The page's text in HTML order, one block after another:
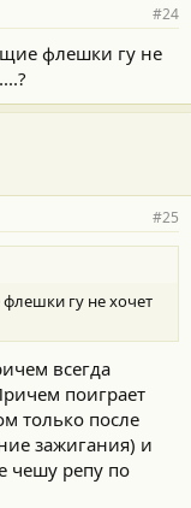
#24
флешки гу не
#25
гу не хочет
всегда
поиграет
только после
зажигания) и
чешу репу по